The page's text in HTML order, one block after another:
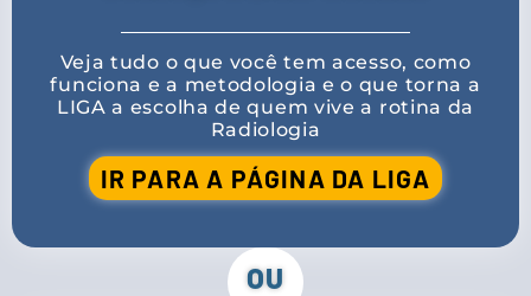
Veja tudo o que você tem acesso, como
funciona e a metodologia e o que torna a
LIGA a escolha de quem vive a rotina da
Radiologia
IR PARA A PÁGINA DA LIGA
OU